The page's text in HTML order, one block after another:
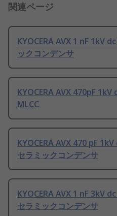
関連ページ
KYOCERA AVX 1 nF 1kV
ックコンデンサ
KYOCERA AVX 470pF
MLCC
KYOCERA AVX 470 pF
セラミックコンデンサ
KYOCERA AVX 1 nF 3kV
セラミックコンデンサ